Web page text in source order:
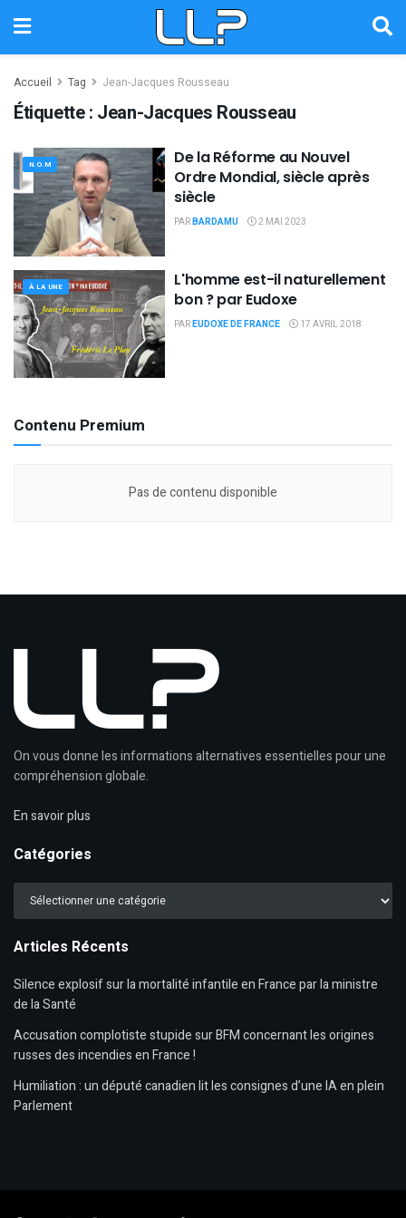
Accueil Tag Jean-Jacques Rousseau
Étiquette : Jean-Jacques Rousseau
N.O.M
De la Réforme au Nouvel
Ordre Mondial, siècle après
siècle
PARBARDAMU 2 MAI 2023
À LA UNE
L'homme est-il naturellement
bon ? par Eudoxe
PAREUDOXE DE FRANCE 17 AVRIL 2018
Contenu Premium
Pas de contenu disponible
On vous donne les informations alternatives essentielles pour une
compréhension globale.
En savoir plus
Catégories
Catégories
Articles Récents
Silence explosif sur la mortalité infantile en France par la ministre
de la Santé
Accusation complotiste stupide sur BFM concernant les origines
russes des incendies en France !
Humiliation : un député canadien lit les consignes d’une IA en plein
Parlement